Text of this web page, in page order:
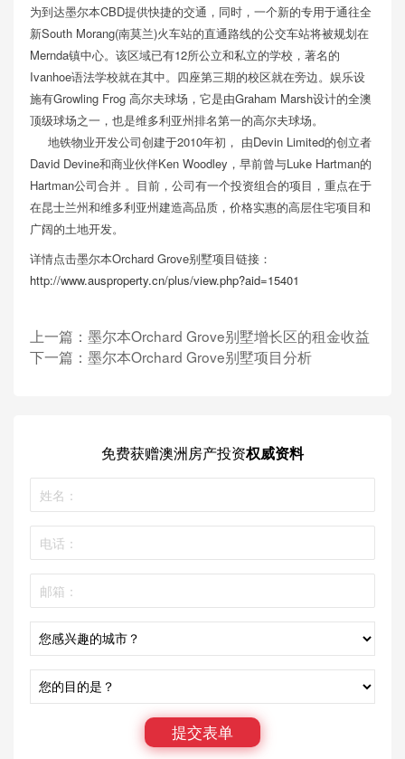
为到达墨尔本CBD提供快捷的交通，同时，一个新的专用于通往全
新South Morang(南莫兰)火车站的直通路线的公交车站将被规划在
Mernda镇中心。该区域已有12所公立和私立的学校，著名的
Ivanhoe语法学校就在其中。四座第三期的校区就在旁边。娱乐设
施有Growling Frog 高尔夫球场，它是由Graham Marsh设计的全澳
顶级球场之一，也是维多利亚州排名第一的高尔夫球场。
地铁物业开发公司创建于2010年初， 由Devin Limited的创立者
David Devine和商业伙伴Ken Woodley，早前曾与Luke Hartman的
Hartman公司合并 。目前，公司有一个投资组合的项目，重点在于
在昆士兰州和维多利亚州建造高品质，价格实惠的高层住宅项目和
广阔的土地开发。
详情点击墨尔本Orchard Grove别墅项目链接：
http://www.ausproperty.cn/plus/view.php?aid=15401
上一篇： 墨尔本Orchard Grove别墅增长区的租金收益
下一篇： 墨尔本Orchard Grove别墅项目分析
免费获赠澳洲房产投资权威资料
提交表单